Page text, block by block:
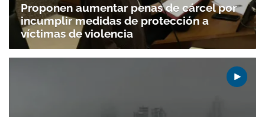
Proponen aumentar penas de cárcel por
incumplir medidas de protección a
víctimas de violencia